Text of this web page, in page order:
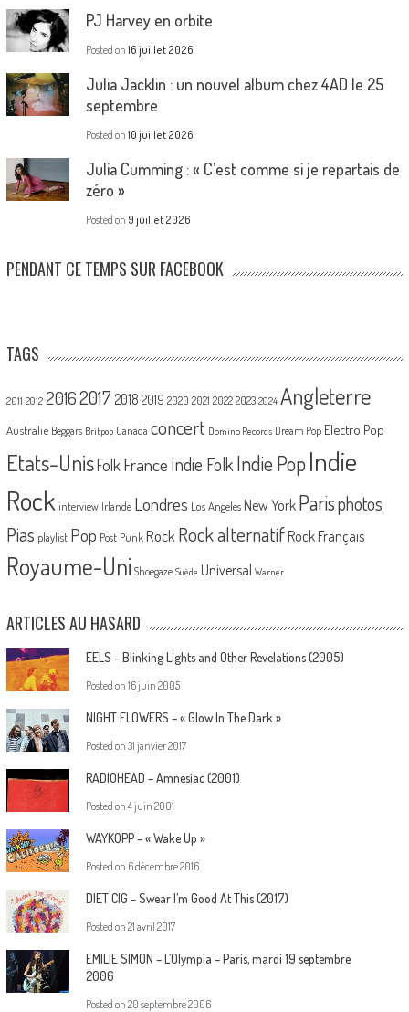
PJ Harvey en orbite
Posted on 16 juillet 2026
Julia Jacklin : un nouvel album chez 4AD le 25
septembre
Posted on 10 juillet 2026
Julia Cumming : « C’est comme si je repartais de
zéro »
Posted on 9 juillet 2026
PENDANT CE TEMPS SUR FACEBOOK
TAGS
2011 2012 20162017 2018 2019 2020 2021 2022 2023 2024 Angleterre
Australie Beggars Britpop Canada concert Domino Records Dream Pop Electro Pop
Etats-UnisFolk France Indie FolkIndie PopIndie
Rock interview Irlande Londres Los Angeles New York Parisphotos
Pias playlist Pop Post Punk Rock Rock alternatif Rock Français
Royaume-Uni Shoegaze Suède Universal Warner
ARTICLES AU HASARD
EELS – Blinking Lights and Other Revelations (2005)
Posted on 16 juin 2005
NIGHT FLOWERS – « Glow In The Dark »
Posted on 31 janvier 2017
RADIOHEAD – Amnesiac (2001)
Posted on 4 juin 2001
WAYKOPP – « Wake Up »
Posted on 6 décembre 2016
DIET CIG – Swear I’m Good At This (2017)
Posted on 21 avril 2017
EMILIE SIMON – L’Olympia – Paris, mardi 19 septembre
2006
Posted on 20 septembre 2006